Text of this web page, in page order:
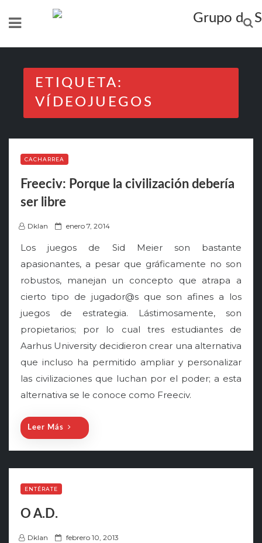
ETIQUETA:
VÍDEOJUEGOS
CACHARREA
Freeciv: Porque la civilización debería
ser libre
Dklan
P
s
t
e
d
o
enero 7, 2014
Los juegos de Sid Meier son bastante
apasionantes, a pesar que gráficamente no son
robustos, manejan un concepto que atrapa a
cierto tipo de jugador@s que son afines a los
juegos de estrategia. Lástimosamente, son
propietarios; por lo cual tres estudiantes de
Aarhus University decidieron crear una alternativa
que incluso ha permitido ampliar y personalizar
las civilizaciones que luchan por el poder; a esta
alternativa se le conoce como Freeciv.
Leer Más
ENTÉRATE
O A.D.
Dklan
P febrero 10, 2013